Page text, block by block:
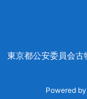
東京都公安委員会
Powered by